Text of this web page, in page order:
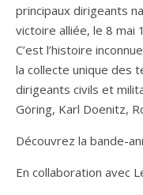
principaux dirigeants
victoire alliée, le 8 mai
C’est l’histoire
la collecte unique des
dirigeants civils et
Göring, Karl Doenitz,
Découvrez la bande-
En collaboration avec